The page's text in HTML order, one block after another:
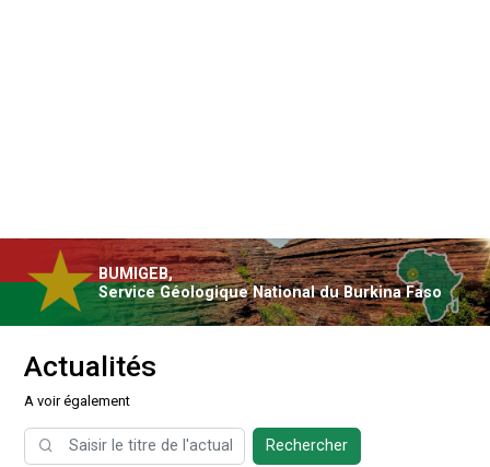
BUMIGEB,
Service Géologique National du Burkina Faso
Actualités
A voir également
Rechercher